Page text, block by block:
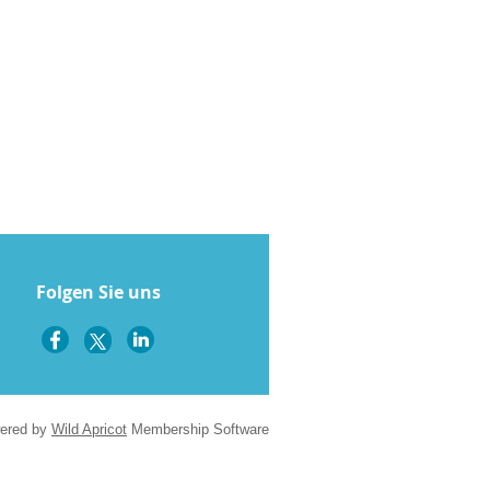
Folgen Sie uns
by Wild Apricot Membership Software